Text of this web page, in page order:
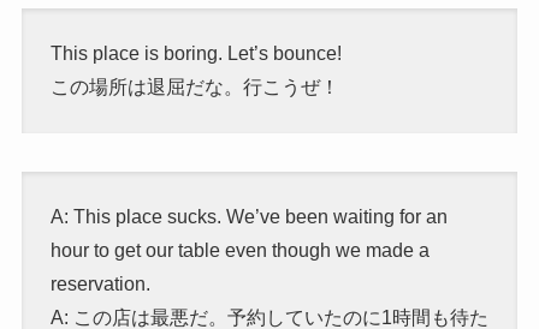
This place is boring. Let’s bounce!
この場所は退屈だな。行こうぜ！
A: This place sucks. We’ve been waiting for an
hour to get our table even though we made a
reservation.
A: この店は最悪だ。予約していたのに1時間も待た